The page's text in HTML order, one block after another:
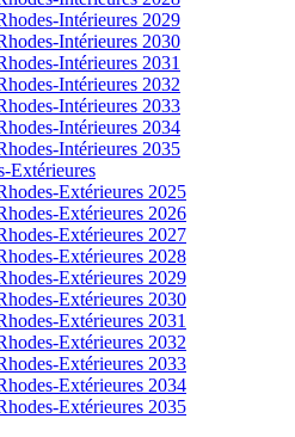
Intérieures 2029
Intérieures 2030
Intérieures 2031
Intérieures 2032
Intérieures 2033
Intérieures 2034
Intérieures 2035
Extérieures
Extérieures 2025
Extérieures 2026
Extérieures 2027
Extérieures 2028
Extérieures 2029
Extérieures 2030
Extérieures 2031
Extérieures 2032
Extérieures 2033
Extérieures 2034
Extérieures 2035